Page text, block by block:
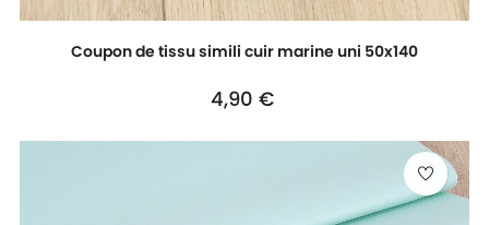
Coupon de tissu simili cuir marine uni 50x140
Prix
4,90 €